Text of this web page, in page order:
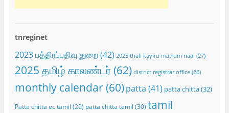
tnreginet
2023 பத்திரப்பதிவு துறை(42) 2025 thali kayiru matrum naal (27)
2025 தமிழ் காலண்டர்(62) district registrar office(26)
monthly calendar(60) patta (41) patta chitta(32)
Patta chitta ec tamil (29) patta chitta tamil (30) tamil